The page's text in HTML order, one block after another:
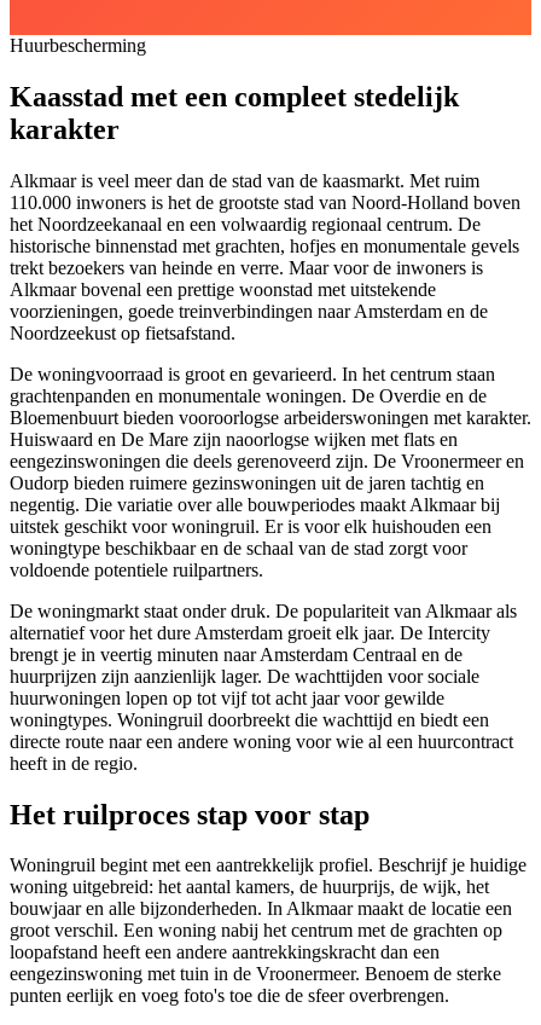
Huurbescherming
Kaasstad met een compleet stedelijk
karakter
Alkmaar is veel meer dan de stad van de kaasmarkt. Met ruim
110.000 inwoners is het de grootste stad van Noord-Holland boven
het Noordzeekanaal en een volwaardig regionaal centrum. De
historische binnenstad met grachten, hofjes en monumentale gevels
trekt bezoekers van heinde en verre. Maar voor de inwoners is
Alkmaar bovenal een prettige woonstad met uitstekende
voorzieningen, goede treinverbindingen naarAmsterdam en de
Noordzeekust op fietsafstand.
De woningvoorraad is groot en gevarieerd. In het centrum staan
grachtenpanden en monumentale woningen. De Overdie en de
Bloemenbuurt bieden vooroorlogse arbeiderswoningen met karakter.
Huiswaard en De Mare zijn naoorlogse wijken met flats en
eengezinswoningen die deels gerenoveerd zijn. De Vroonermeer en
Oudorp bieden ruimere gezinswoningen uit de jaren tachtig en
negentig. Die variatie over alle bouwperiodes maakt Alkmaar bij
uitstek geschikt voorwoningruil. Er is voor elk huishouden een
woningtype beschikbaar en de schaal van de stad zorgt voor
voldoende potentiele ruilpartners.
De woningmarkt staat onder druk. De populariteit van Alkmaar als
alternatief voor het dure Amsterdam groeit elk jaar. De Intercity
brengt je in veertig minuten naar Amsterdam Centraal en de
huurprijzen zijn aanzienlijk lager. De wachttijden voor sociale
huurwoningen lopen op tot vijf tot acht jaar voor gewilde
woningtypes. Woningruil doorbreekt die wachttijd en biedt een
directe route naar een andere woning voor wie al een huurcontract
heeft in de regio.
Het ruilproces stap voor stap
Woningruil begint met een aantrekkelijk profiel. Beschrijf je huidige
woning uitgebreid: het aantal kamers, de huurprijs, de wijk, het
bouwjaar en alle bijzonderheden. In Alkmaar maakt de locatie een
groot verschil. Een woning nabij het centrum met de grachten op
loopafstand heeft een andere aantrekkingskracht dan een
eengezinswoning met tuin in de Vroonermeer. Benoem de sterke
punten eerlijk en voeg foto's toe die de sfeer overbrengen.